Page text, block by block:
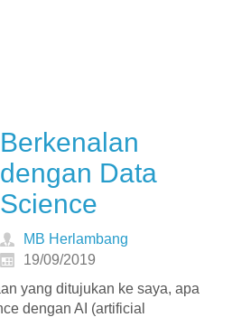
Berkenalan
dengan Data
Science
MB Herlambang
19/09/2019
yang ditujukan ke saya, apa
dengan AI (artificial